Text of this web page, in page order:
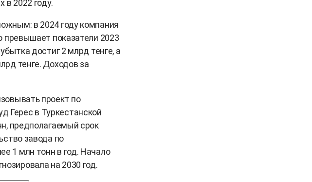
в 2022 году.
в 2024 году компания
превышает показатели 2023
достиг 2 млрд тенге, а
тенге. Доходов за
проект по
Герес в Туркестанской
предполагаемый срок
завода по
1 млн тонн в год. Начало
на 2030 год.